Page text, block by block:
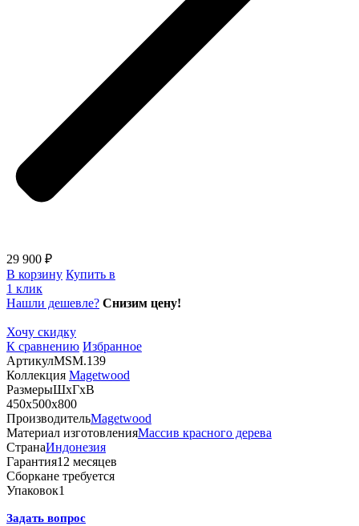
29 900 ₽
В корзину Купить в
1 клик
Нашли дешевле? Снизим цену!
Хочу скидку
К сравнению Избранное
АртикулMSM.139
Коллекция Magetwood
РазмерыШхГхВ
450х500х800
ПроизводительMagetwood
Материал изготовленияМассив красного дерева
СтранаИндонезия
Гарантия12 месяцев
Сборкане требуется
Упаковок1
Задать вопрос